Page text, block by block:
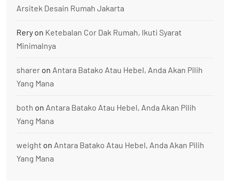
Arsitek Desain Rumah Jakarta
Rery on Ketebalan Cor Dak Rumah, Ikuti Syarat
Minimalnya
sharer on Antara Batako Atau Hebel, Anda Akan Pilih
Yang Mana
both on Antara Batako Atau Hebel, Anda Akan Pilih
Yang Mana
weight on Antara Batako Atau Hebel, Anda Akan Pilih
Yang Mana